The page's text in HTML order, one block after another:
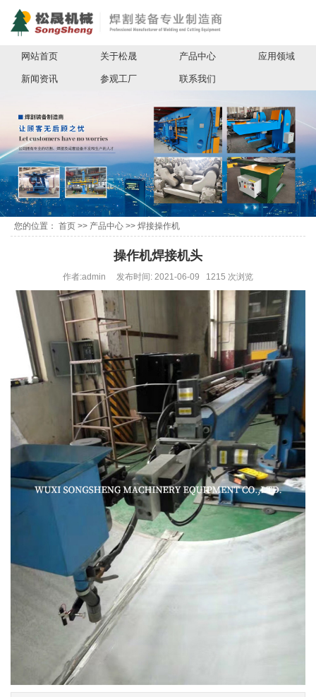
网站首页 关于松晟 产品中心 应用领域
新闻资讯 参观工厂 联系我们
您的位置： 首页 >> 产品中心 >> 焊接操作机
操作机焊接机头
作者:admin 发布时间: 2021-06-09 1215 次浏览